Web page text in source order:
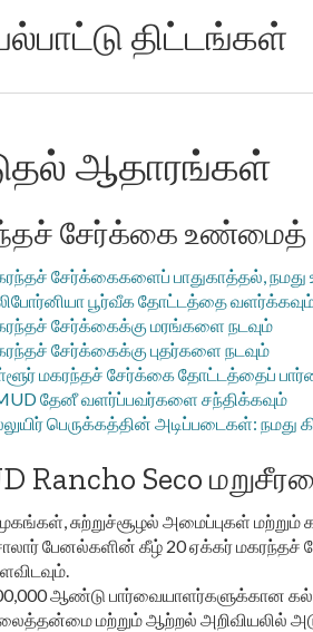
திட்டங்கள்
ஆதாரங்கள்
சேர்க்கை
சேர்க்கைகளைப் பாதுகாத்தல்,
பூர்வீக தோட்டத்தை
சேர்க்கைக்கு மரங்களை நடவும்
சேர்க்கைக்கு புதர்களை நடவும்
மகரந்தச் சேர்க்கை தோட்டத்தைப்
தேனீ வளர்ப்பவர்களை சந்திக்கவும்
பெருக்கத்தின் அடிப்படைகள்: நமது
Rancho Seco
சுற்றுச்சூழல் அமைப்புகள்
பேனல்களின் கீழ் 20 ஏக்கர் மகரந்தச்
ஆண்டு பார்வையாளர்களுக்கான
மற்றும் ஆற்றல் அறிவியலில்